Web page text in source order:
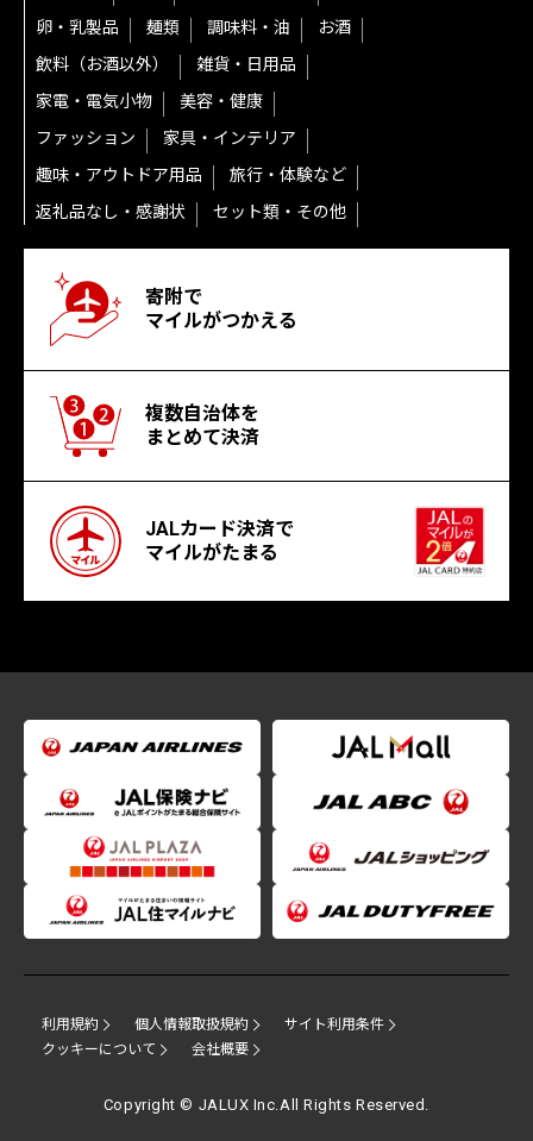
卵・乳製品
麺類 調味料・油
お酒
飲料（お酒以外）
雑貨・日用品
家電・電気小物
美容・健康
ファッション
家具・インテリア
趣味・アウトドア用品
旅行・体験など
返礼品なし・感謝状
セット類・その他
寄附で
マイルがつかえる
複数自治体を
まとめて決済
JALカード決済で
マイルがたまる
利用規約 個人情報取扱規約
サイト利用条件
クッキーについて
会社概要
Copyright © JALUX Inc.All Rights Reserved.